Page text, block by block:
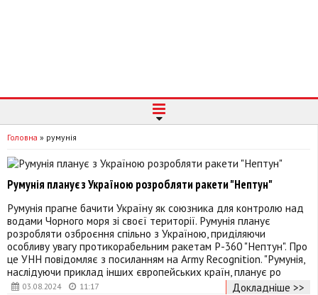
Головна » румунія
03.08.2024 11:17
Румунія планує з Україною розробляти ракети "Нептун"
Румунія прагне бачити Україну як союзника для контролю над
водами Чорного моря зі своєї території. Румунія планує
розробляти озброєння спільно з Україною, приділяючи
особливу увагу протикорабельним ракетам Р-360 "Нептун". Про
це УНН повідомляє з посиланням на Army Recognition. "Румунія,
наслідуючи приклад інших європейських країн, планує ро
Докладніше >>